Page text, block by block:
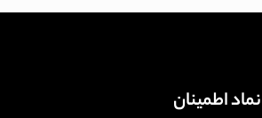
نماد اطمینان